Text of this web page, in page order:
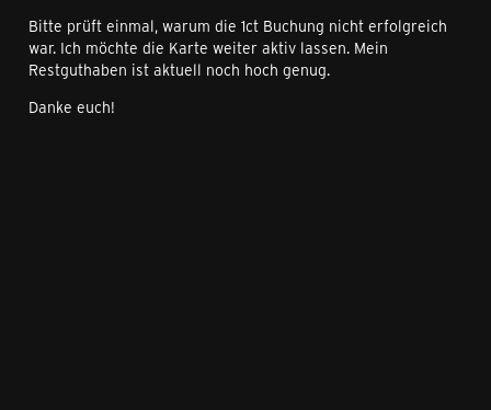
Bitte prüft einmal, warum die 1ct Buchung nicht erfolgreich
war. Ich möchte die Karte weiter aktiv lassen. Mein
Restguthaben ist aktuell noch hoch genug.
Danke euch!